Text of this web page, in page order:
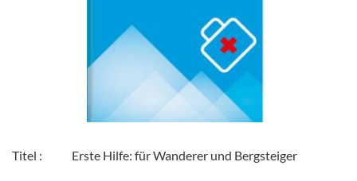
Titel : Erste Hilfe: für Wanderer und Bergsteiger